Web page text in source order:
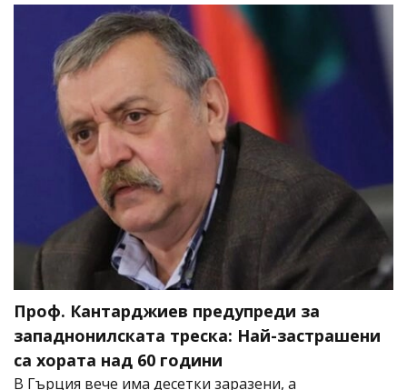
Проф. Кантарджиев предупреди за
западнонилската треска: Най-застрашени
са хората над 60 години
В Гърция вече има десетки заразени, а